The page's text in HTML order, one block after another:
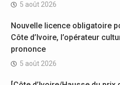
5 août 2026
Nouvelle licence obligatoire
Côte d’Ivoire, l’opérateur
prononce
5 août 2026